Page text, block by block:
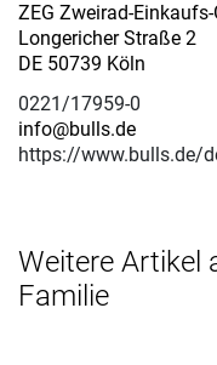
ZEG Zweirad-
Longericher Straße 2
DE 50739 Köln
0221/17959-0
info@bulls.de
https://www.bulls.de/
Weitere Artikel
Familie